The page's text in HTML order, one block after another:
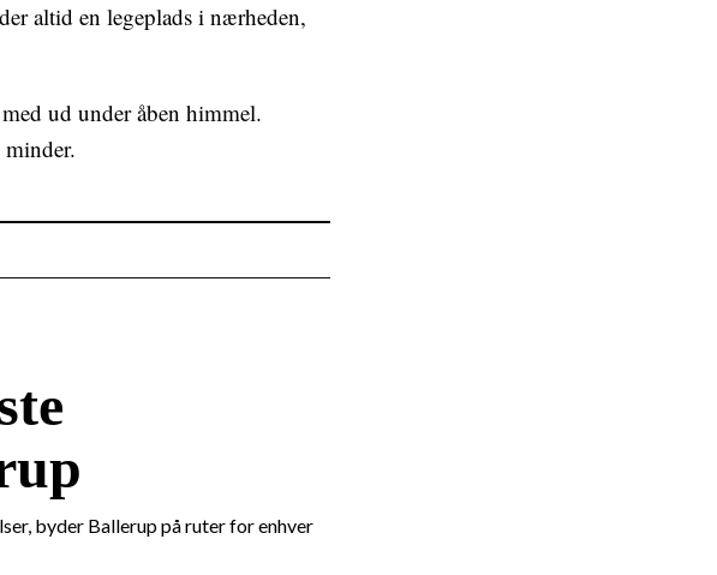
altid en legeplads i nærheden,
ud under åben himmel.
byder Ballerup på ruter for enhver